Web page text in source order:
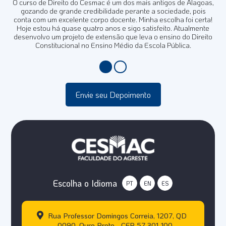
O curso de Direito do Cesmac é um dos mais antigos de Alagoas,
gozando de grande credibilidade perante a sociedade, pois
conta com um excelente corpo docente. Minha escolha foi certa!
Hoje estou há quase quatro anos e sigo satisfeito. Atualmente
desenvolvo um projeto de extensão que leva o ensino do Direito
Constitucional no Ensino Médio da Escola Pública.
Envie seu Depoimento
Escolha o Idioma PT EN ES
Rua Professor Domingos Correia, 1207, QD